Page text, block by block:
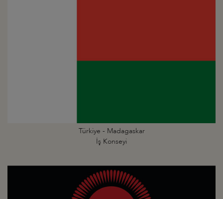
Türkiye - Madagaskar
İş Konseyi